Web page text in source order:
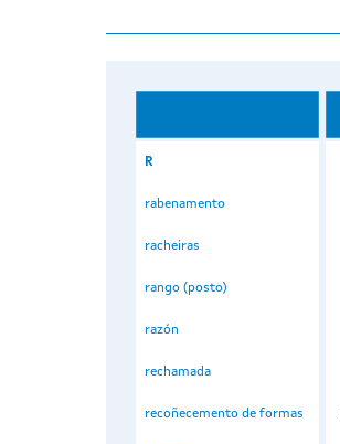
R
rabenamento
racheiras
rango (posto)
razón
rechamada
recoñecemento de formas